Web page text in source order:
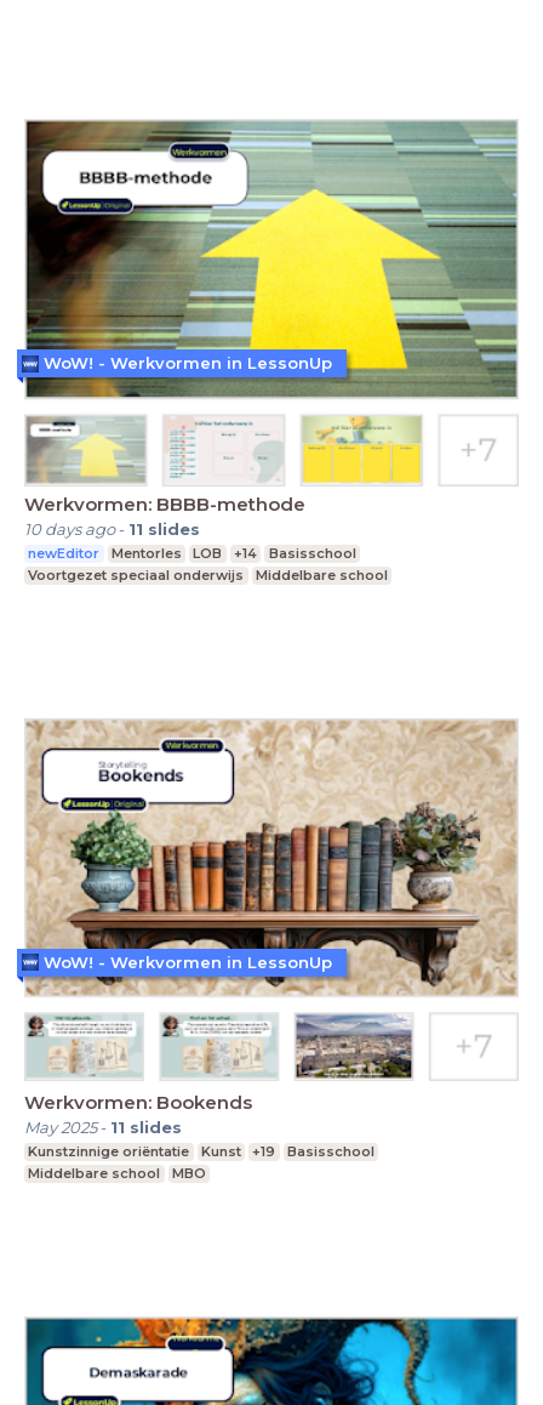
Werkvormen: BBBB-methode
10 days ago- 11 slides
newEditor Mentorles LOB +14
Basisschool
Voortgezet speciaal onderwijs
Middelbare school
WoW! - Werkvormen in LessonUp
Werkvormen: Bookends
May 2025- 11 slides
Kunstzinnige oriëntatie Kunst +19
Basisschool
Middelbare school
MBO
WoW! - Werkvormen in LessonUp